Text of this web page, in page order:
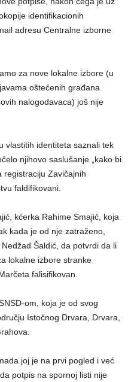
identifikacionih
adresu Centralne izborne
za nove lokalne izbore (u
oštećenih građana
nalogodavaca) još nije
vlastitih identiteta saznali tek
njihovo saslušanje „kako bi
registraciju Zavičajnih
faldifikovani.
kćerka Rahime Smajić, koja
kada je od nje zatraženo,
Šaldić, da potvrdi da li
lokalne izbore stranke
falisifikovan.
om, koja je od svog
Istočnog Drvara, Drvara,
joj je na prvi pogled i već
potpis na spornoj listi nije